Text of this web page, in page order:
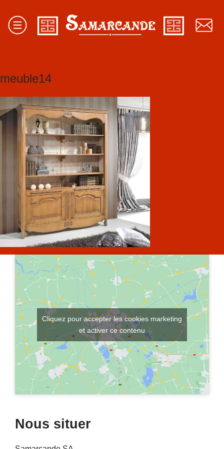
meuble14
Cliquez pour accepter les cookies marketing
et activer ce contenu
Nous situer